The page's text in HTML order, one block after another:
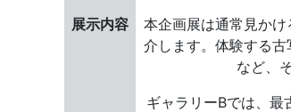
展示内容
本企画展は通常見か
介します。体験する
など、
ギャラリーBでは、